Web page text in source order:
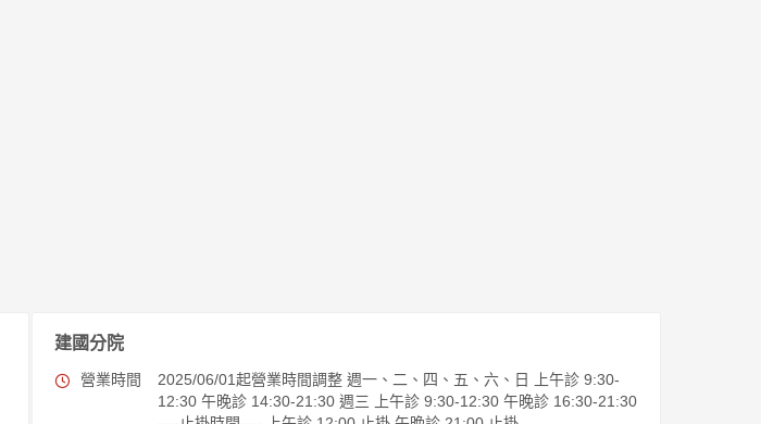
建國分院
營業時間
2025/06/01起營業時間調整 週一、二、四、五、六、日 上午診 9:30-
12:30 午晚診 14:30-21:30 週三 上午診 9:30-12:30 午晚診 16:30-21:30